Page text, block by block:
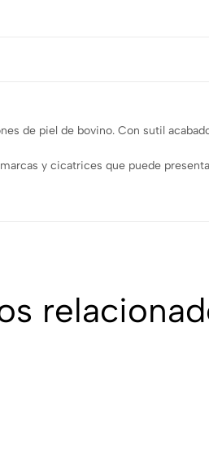
de piel de bovino. Con sutil
y cicatrices que puede